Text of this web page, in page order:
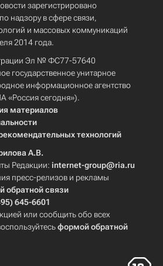
зарегистрировано
надзору в сфере связи,
и массовых коммуникаций
2014 года.
Эл № ФС77-57640
государственное унитарное
информационное агентство
«Россия сегодня»).
материалов
технологий
А.В.
Редакции: internet-group@ria.ru
пресс-релизов и рекламы
обратной связи
645-6601
или сообщить обо всех
формой обратной